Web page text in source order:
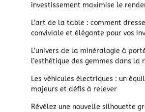
investissement maximise le
L’art de la table : comment
conviviale et élégante pour vos
L’univers de la minéralogie à
l’esthétique des gemmes dans la
Les véhicules électriques : un
majeurs et défis à relever
Révélez une nouvelle silhouette